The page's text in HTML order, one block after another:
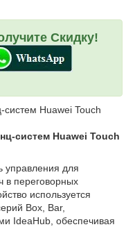
Скидку!
Huawei Touch
систем Huawei Touch
управления для
в переговорных
используется
Box, Bar,
IdeaHub, обеспечивая